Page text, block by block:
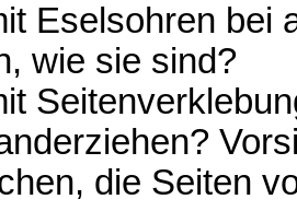
Eselsohren bei
wie sie sind?
die Seiten